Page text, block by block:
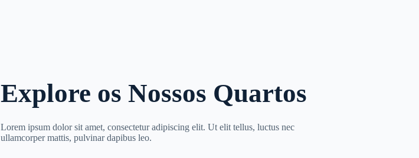
Explore os Nossos Quartos
Lorem ipsum dolor sit amet, consectetur adipiscing elit. Ut elit tellus, luctus nec
ullamcorper mattis, pulvinar dapibus leo.